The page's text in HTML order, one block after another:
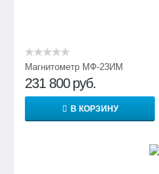
Магнитометр МФ-23ИМ
231 800 руб.
В КОРЗИНУ